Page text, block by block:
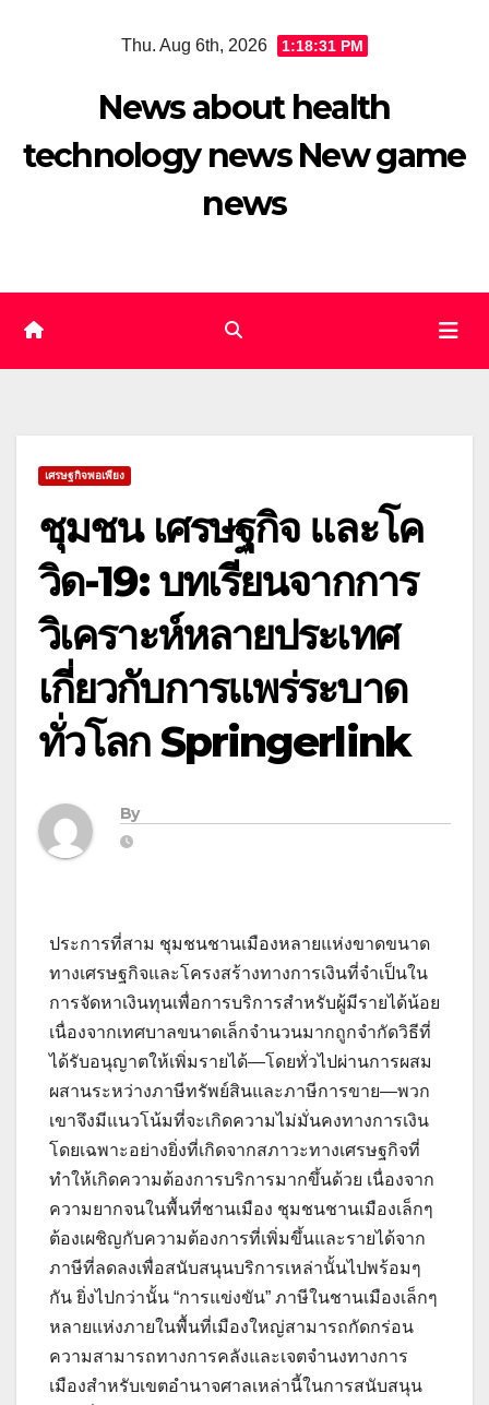
Thu. Aug 6th, 2026 1:18:32 PM
News about health
technology news New game
news
เศรษฐกิจพอเพียง
ชุมชน เศรษฐกิจ และโค
วิด-19: บทเรียนจากการ
วิเคราะห์หลายประเทศ
เกี่ยวกับการแพร่ระบาด
ทั่วโลก Springerlink
By
ประการที่สาม ชุมชนชานเมืองหลายแห่งขาดขนาด
ทางเศรษฐกิจและโครงสร้างทางการเงินที่จำเป็นใน
การจัดหาเงินทุนเพื่อการบริการสำหรับผู้มีรายได้น้อย
เนื่องจากเทศบาลขนาดเล็กจำนวนมากถูกจำกัดวิธีที่
ได้รับอนุญาตให้เพิ่มรายได้—โดยทั่วไปผ่านการผสม
ผสานระหว่างภาษีทรัพย์สินและภาษีการขาย—พวก
เขาจึงมีแนวโน้มที่จะเกิดความไม่มั่นคงทางการเงิน
โดยเฉพาะอย่างยิ่งที่เกิดจากสภาวะทางเศรษฐกิจที่
ทำให้เกิดความต้องการบริการมากขึ้นด้วย เนื่องจาก
ความยากจนในพื้นที่ชานเมือง ชุมชนชานเมืองเล็กๆ
ต้องเผชิญกับความต้องการที่เพิ่มขึ้นและรายได้จาก
ภาษีที่ลดลงเพื่อสนับสนุนบริการเหล่านั้นไปพร้อมๆ
กัน ยิ่งไปกว่านั้น “การแข่งขัน” ภาษีในชานเมืองเล็กๆ
หลายแห่งภายในพื้นที่เมืองใหญ่สามารถกัดกร่อน
ความสามารถทางการคลังและเจตจำนงทางการ
เมืองสำหรับเขตอำนาจศาลเหล่านี้ในการสนับสนุน